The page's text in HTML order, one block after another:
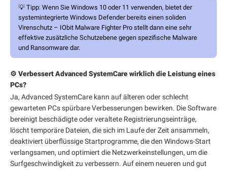
💡 Tipp: Wenn Sie Windows 10 oder 11 verwenden, bietet der
systemintegrierte Windows Defender bereits einen soliden
Virenschutz – IObit Malware Fighter Pro stellt dann eine sehr
effektive zusätzliche Schutzebene gegen spezifische Malware
und Ransomware dar.
⚙️ Verbessert Advanced SystemCare wirklich die Leistung eines
PCs?
Ja, Advanced SystemCare kann auf älteren oder schlecht
gewarteten PCs spürbare Verbesserungen bewirken. Die Software
bereinigt beschädigte oder veraltete Registrierungseinträge,
löscht temporäre Dateien, die sich im Laufe der Zeit ansammeln,
deaktiviert überflüssige Startprogramme, die den Windows-Start
verlangsamen, und optimiert die Netzwerkeinstellungen, um die
Surfgeschwindigkeit zu verbessern. Auf einem neueren und gut